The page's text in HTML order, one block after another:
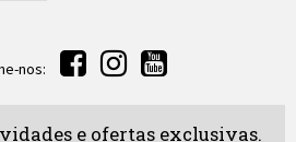
nos:
e ofertas exclusivas.